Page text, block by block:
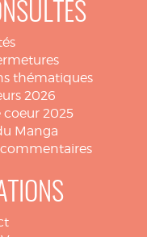
thématiques
2026
coeur 2025
Manga